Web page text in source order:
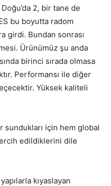
2, bir tane de
bu boyutta radom
girdi. Bundan sonrası
Ürünümüz şu anda
birinci sırada olmasa
Performansı ile diğer
Yüksek kaliteli
sundukları için hem global
edildiklerini dile
kıyaslayan